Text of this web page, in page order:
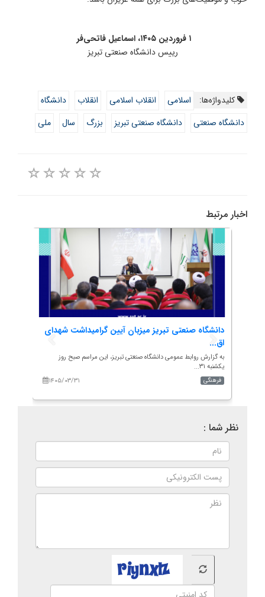
۱ فروردین ۱۴۰۵، اسماعیل فاتحی‌فر
رییس دانشگاه صنعتی تبریز
کلیدواژه‌ها: اسلامی انقلاب اسلامی انقلاب
دانشگاه
دانشگاه صنعتی
دانشگاه صنعتی تبریز بزرگ سال ملی
اخبار مرتبط
دانشگاه صنعتی تبریز میزبان آیین گرامیداشت شهدای
اق...
به گزارش روابط عمومی دانشگاه صنعتی تبریز، این مراسم صبح روز
یکشنبه ۳۱...
۱۴۰۵/۰۳/۳۱
فرهنگی
نظر شما :